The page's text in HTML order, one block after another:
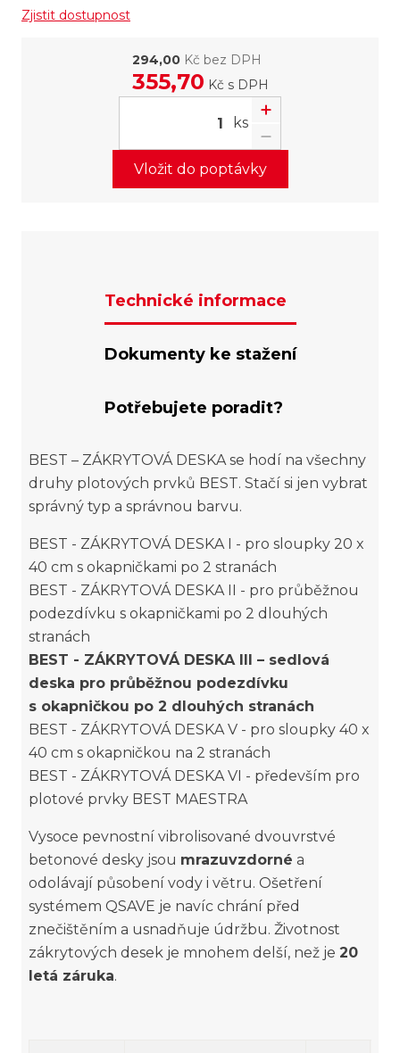
Zjistit dostupnost
294,00Kč bez DPH
355,70 Kč s DPH
ks
Vložit do poptávky
Technické informace
Dokumenty ke stažení
Potřebujete poradit?
BEST – ZÁKRYTOVÁ DESKA se hodí na všechny
druhy plotových prvků BEST. Stačí si jen vybrat
správný typ a správnou barvu.
BEST - ZÁKRYTOVÁ DESKA I - pro sloupky 20 x
40 cm s okapničkami po 2 stranách
BEST - ZÁKRYTOVÁ DESKA II - pro průběžnou
podezdívku s okapničkami po 2 dlouhých
stranách
BEST - ZÁKRYTOVÁ DESKA III – sedlová
deska pro průběžnou podezdívku
s okapničkou po 2 dlouhých stranách
BEST - ZÁKRYTOVÁ DESKA V - pro sloupky 40 x
40 cm s okapničkou na 2 stranách
BEST - ZÁKRYTOVÁ DESKA VI - především pro
plotové prvky BEST MAESTRA
Vysoce pevnostní vibrolisované dvouvrstvé
betonové desky jsou mrazuvzdorné a
odolávají působení vody i větru. Ošetření
systémem QSAVE je navíc chrání před
znečištěním a usnadňuje údržbu. Životnost
zákrytových desek je mnohem delší, než je 20
letá záruka.